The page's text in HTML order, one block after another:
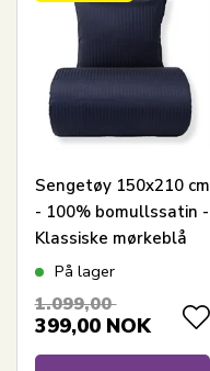
Sengetøy 150x210 cm
- 100% bomullssatin -
Klassiske mørkeblå
striper
På lager
1.099,00
399,00 NOK